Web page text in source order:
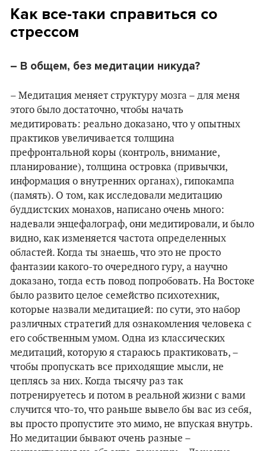
Как все-таки справиться со
стрессом
– В общем, без медитации никуда?
– Медитация меняет структуру мозга – для меня
этого было достаточно, чтобы начать
медитировать: реально доказано, что у опытных
практиков увеличивается толщина
префронтальной коры (контроль, внимание,
планирование), толщина островка (привычки,
информация о внутренних органах), гипокампа
(память). О том, как исследовали медитацию
буддистских монахов, написано очень много:
надевали энцефалограф, они медитировали, и было
видно, как изменяется частота определенных
областей. Когда ты знаешь, что это не просто
фантазии какого-то очередного гуру, а научно
доказано, тогда есть повод попробовать. На Востоке
было развито целое семейство психотехник,
которые назвали медитацией: по сути, это набор
различных стратегий для ознакомления человека с
его собственным умом. Одна из классических
медитаций, которую я стараюсь практиковать, –
чтобы пропускать все приходящие мысли, не
цеплясь за них. Когда тысячу раз так
потренируетесь и потом в реальной жизни с вами
случится что-то, что раньше вывело бы вас из себя,
вы просто пропустите это мимо, не впуская внутрь.
Но медитации бывают очень разные –